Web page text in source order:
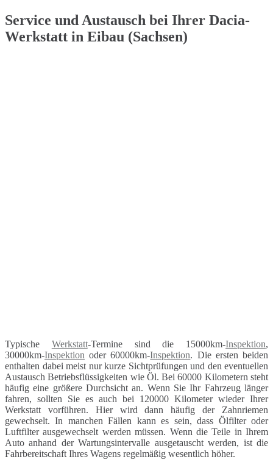
Service und Austausch bei Ihrer Dacia-
Werkstatt in Eibau (Sachsen)
Typische Werkstatt-Termine sind die 15000km-Inspektion,
30000km-Inspektion oder 60000km-Inspektion. Die ersten beiden
enthalten dabei meist nur kurze Sichtprüfungen und den eventuellen
Austausch Betriebsflüssigkeiten wie Öl. Bei 60000 Kilometern steht
häufig eine größere Durchsicht an. Wenn Sie Ihr Fahrzeug länger
fahren, sollten Sie es auch bei 120000 Kilometer wieder Ihrer
Werkstatt vorführen. Hier wird dann häufig der Zahnriemen
gewechselt. In manchen Fällen kann es sein, dass Ölfilter oder
Luftfilter ausgewechselt werden müssen. Wenn die Teile in Ihrem
Auto anhand der Wartungsintervalle ausgetauscht werden, ist die
Fahrbereitschaft Ihres Wagens regelmäßig wesentlich höher.